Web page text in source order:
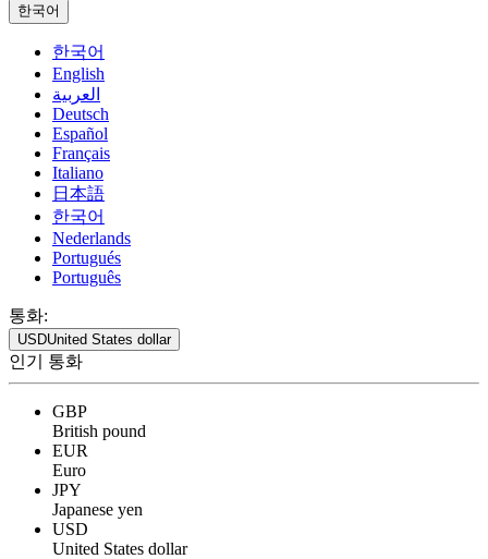
한국어
한국어
English
العربية
Deutsch
Español
Français
Italiano
日本語
한국어
Nederlands
Portugués
Português
통화:
USDUnited States dollar
인기 통화
GBP
British pound
EUR
Euro
JPY
Japanese yen
USD
United States dollar